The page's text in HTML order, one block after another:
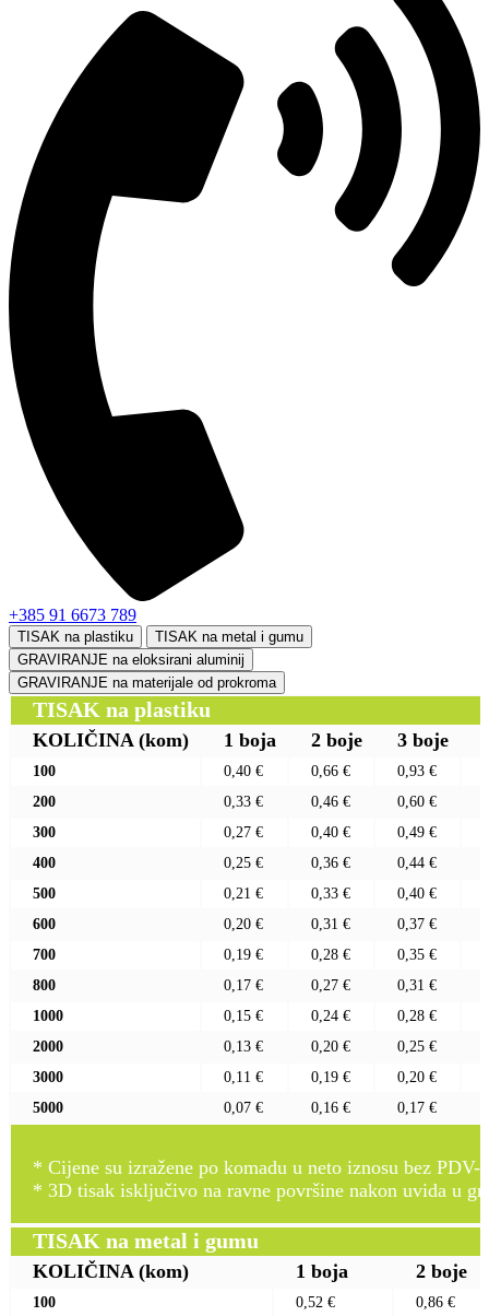
+385 91 6673 789
TISAK na plastiku
TISAK na metal i gumu
GRAVIRANJE na eloksirani aluminij
GRAVIRANJE na materijale od prokroma
TISAK na plastiku
KOLIČINA (kom) 1 boja 2 boje 3 boje
100 0,40 € 0,66 € 0,93 €
200
0,33 € 0,46 € 0,60 €
300
0,27 € 0,40 € 0,49 €
400
0,25 € 0,36 € 0,44 €
500
0,21 € 0,33 € 0,40 €
600
0,20 € 0,31 € 0,37 €
700
0,19 € 0,28 € 0,35 €
800
0,17 € 0,27 € 0,31 €
1000
0,15 € 0,24 € 0,28 €
2000
0,13 € 0,20 € 0,25 €
3000
0,11 € 0,19 € 0,20 €
5000
0,07 € 0,16 € 0,17 €
* Cijene su izražene po komadu u neto iznosu bez PDV-
* 3D tisak isključivo na ravne površine nakon uvida u
TISAK na metal i gumu
KOLIČINA (kom) 1 boja 2 boje
100 0,52 €
0,86 €